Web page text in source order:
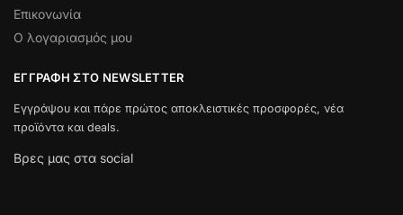
Επικονωνία
Ο λογαριασμός μου
ΕΓΓΡΑΦΉ ΣΤΟ NEWSLETTER
Εγγράψου και πάρε πρώτος αποκλειστικές προσφορές, νέα
προϊόντα και deals.
Βρες μας στα social